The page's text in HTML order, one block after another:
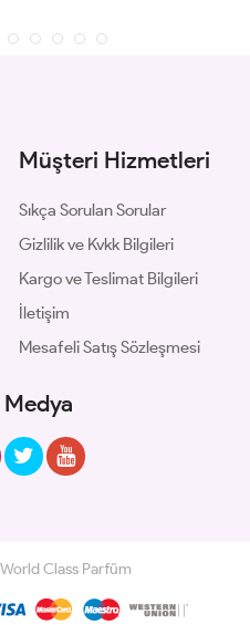
Müşteri Hizmetleri
Sıkça Sorulan Sorular
Gizlilik ve Kvkk Bilgileri
Kargo ve Teslimat Bilgileri
İletişim
Mesafeli Satış Sözleşmesi
Class Parfüm